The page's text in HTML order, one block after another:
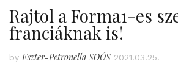
Rajtol a Forma1-es
franciáknak is!
by Eszter-Petronella SOÓS 2021.03.25.